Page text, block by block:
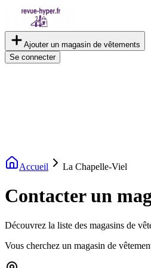
Ajouter un magasin de vêtements
Se connecter
Accueil La Chapelle-Viel
Contacter un
Découvrez la liste des magasins de
Vous cherchez un magasin de